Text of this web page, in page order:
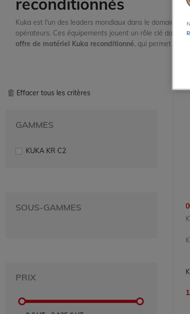
reconditionnés
Kuka est l'un des leaders mondiaux dans le domaine
opérateurs. Ces équipements jouent un rôle clé dans
offre de matériel Kuka reconditionné, qui permet aux
Effacer tous les critères
GAMMES
KUKA KR C2
SOUS-GAMMES
PRIX